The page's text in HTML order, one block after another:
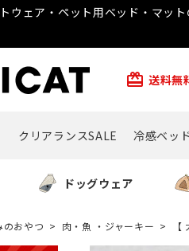
ウェア・ペット用ベッド・マッ
card_giftcard 送料無
クリアランスSALE 冷感ベッド
ドッグウェア
のおやつ 肉・魚 ・ジャーキー 【